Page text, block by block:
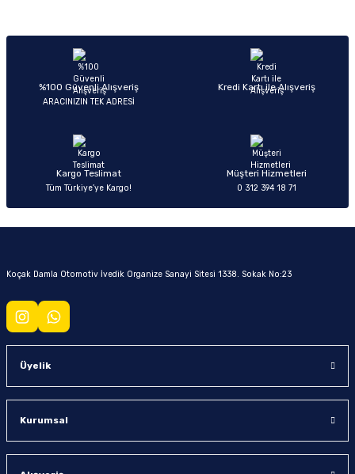
Ürün hakkında henüz soru sorulmamış.
%100 Güvenli Alışveriş
ARACINIZIN TEK ADRESİ
Kredi Kartı ile Alışveriş
Kargo Teslimat
Tüm Türkiye’ye Kargo!
Müşteri Hizmetleri
0 312 394 18 71
Koçak Damla Otomotiv İvedik Organize Sanayi Sitesi 1338. Sokak No:23
Üyelik
Kurumsal